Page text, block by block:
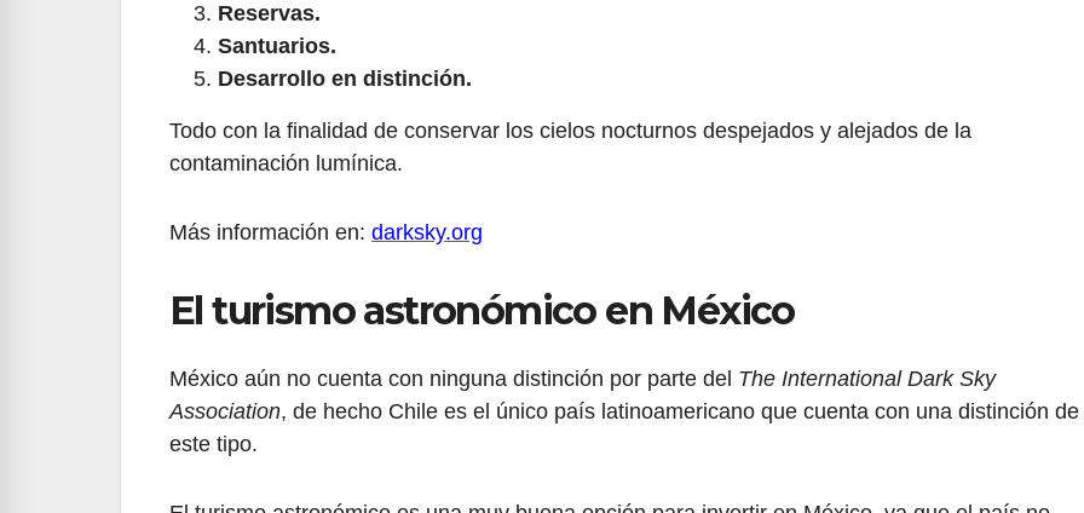
Reservas.
Santuarios.
Desarrollo en distinción.
Todo con la finalidad de conservar los cielos nocturnos despejados y alejados de la
contaminación lumínica.
Más información en: darksky.org
El turismo astronómico en México
México aún no cuenta con ninguna distinción por parte del The International Dark Sky
Association, de hecho Chile es el único país latinoamericano que cuenta con una distinción de
este tipo.